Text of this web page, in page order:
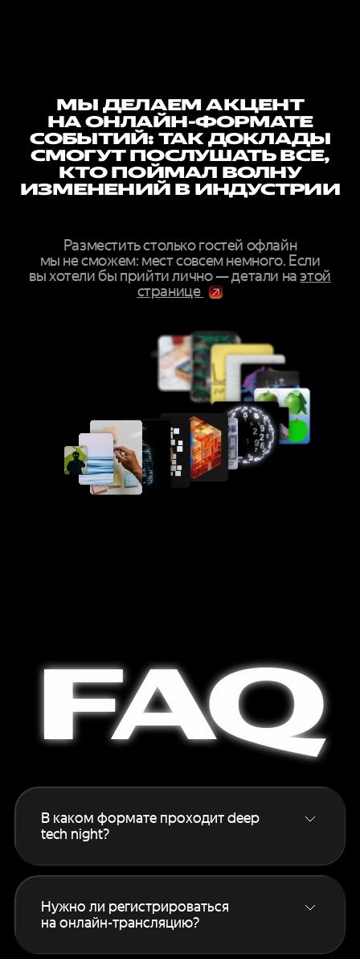
МЫ ДЕЛАЕМ АКЦЕНТ
НА ОНЛАЙН-ФОРМАТЕ
СОБЫТИЙ: ТАК ДОКЛАДЫ
СМОГУТ ПОСЛУШАТЬ ВСЕ,
КТО ПОЙМАЛ ВОЛНУ
ИЗМЕНЕНИЙ В ИНДУСТРИИ
Разместить столько гостей офлайн
мы не сможем: мест совсем немного. Если
вы хотели бы прийти лично — детали наэтой
странице
FAQ
В каком формате проходит deep
tech night?
Основной формат — онлайн‑трансляция
для всех зарегистрированных участников.
на этой странице.
Нужно ли регистрироваться
на онлайн-трансляцию?
Да, без регистрации смотреть